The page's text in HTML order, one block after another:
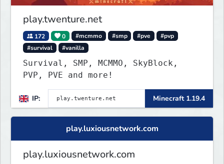
play.twenture.net
172 0 #mcmmo #smp #pve
#pvp
#survival
#vanilla
Survival, SMP, MCMMO, SkyBlock,
PVP, PVE and more!
IP: Minecraft 1.19.4
play.luxiousnetwork.com
play.luxiousnetwork.com